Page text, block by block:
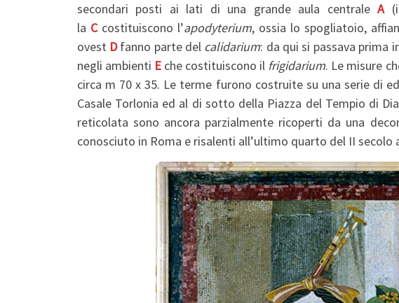
secondari posti ai lati di una grande aula centrale A
la Ccostituiscono l’apodyterium, ossia lo spogliatoio,
ovest Dfanno parte del calidarium: da qui si passava prima
negli ambienti Eche costituiscono il frigidarium. Le misure
circa m 70 x 35. Le terme furono costruite su una serie di
Casale Torlonia ed al di sotto della Piazza del Tempio di
reticolata sono ancora parzialmente ricoperti da una
conosciuto in Roma e risalenti all’ultimo quarto del II secolo